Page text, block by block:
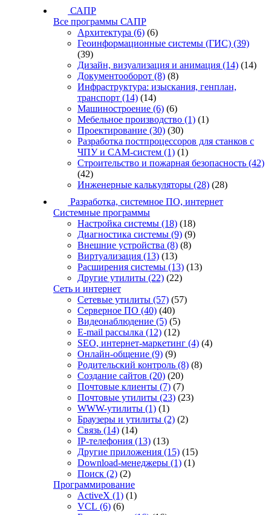
САПР
Все программы САПР
Архитектура (6) (6)
Геоинформационные системы (ГИС) (39)
(39)
Дизайн, визуализация и анимация (14) (14)
Документооборот (8) (8)
Инфраструктура: изыскания, генплан,
транспорт (14) (14)
Машиностроение (6) (6)
Мебельное производство (1) (1)
Проектирование (30) (30)
Разработка постпроцессоров для станков с
ЧПУ и CAM-систем (1) (1)
Строительство и пожарная безопасность (42)
(42)
Инженерные калькуляторы (28) (28)
Разработка, системное ПО, интернет
Системные программы
Настройка системы (18) (18)
Диагностика системы (9) (9)
Внешние устройства (8) (8)
Виртуализация (13) (13)
Расширения системы (13) (13)
Другие утилиты (22) (22)
Сеть и интернет
Сетевые утилиты (57) (57)
Серверное ПО (40) (40)
Видеонаблюдение (5) (5)
E-mail рассылка (12) (12)
SEO, интернет-маркетинг (4) (4)
Онлайн-общение (9) (9)
Родительский контроль (8) (8)
Создание сайтов (20) (20)
Почтовые клиенты (7) (7)
Почтовые утилиты (23) (23)
WWW-утилиты (1) (1)
Браузеры и утилиты (2) (2)
Связь (14) (14)
IP-телефония (13) (13)
Другие приложения (15) (15)
Download-менеджеры (1) (1)
Поиск (2) (2)
Программирование
ActiveX (1) (1)
VCL (6) (6)